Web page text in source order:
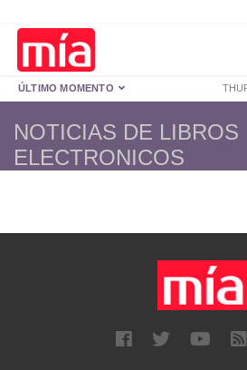
ÚLTIMO MOMENTO
NOTICIAS DE LIBROS
ELECTRONICOS